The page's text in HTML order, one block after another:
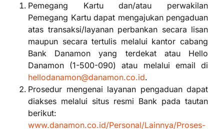
Pemegang Kartu dan/atau perwakilan
Pemegang Kartu dapat mengajukan pengaduan
atas transaksi/layanan perbankan secara lisan
maupun secara tertulis melalui kantor cabang
Bank Danamon yang terdekat atau Hello
Danamon (1-500-090) atau melalui email di
hellodanamon@danamon.co.id.
Prosedur mengenai layanan pengaduan dapat
diakses melalui situs resmi Bank pada tautan
berikut:
www.danamon.co.id/Personal/Lainnya/Proses-